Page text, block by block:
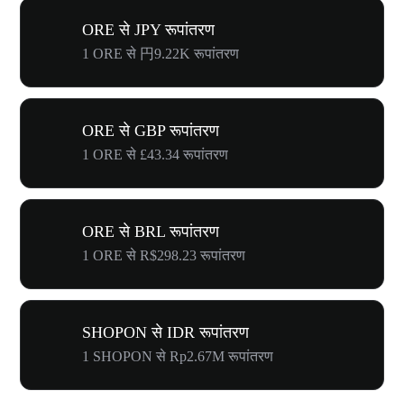
ORE से JPY रूपांतरण
1 ORE से 円9.22K रूपांतरण
ORE से GBP रूपांतरण
1 ORE से £43.34 रूपांतरण
ORE से BRL रूपांतरण
1 ORE से R$298.23 रूपांतरण
SHOPON से IDR रूपांतरण
1 SHOPON से Rp2.67M रूपांतरण